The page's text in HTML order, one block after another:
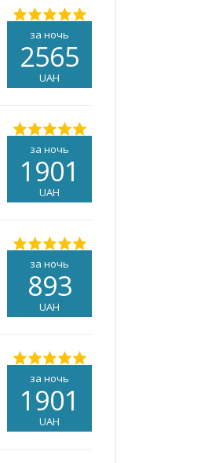
за ночь
2565
UAH
за ночь
1901
UAH
за ночь
893
UAH
за ночь
1901
UAH